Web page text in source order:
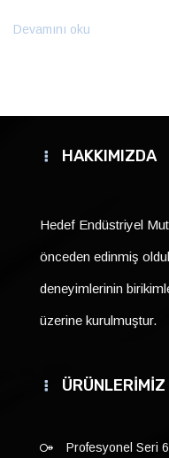
Devamını oku
HAKKIMIZDA
Hedef Endüstriyel
önceden edinmiş
deneyimlerinin
üzerine kurulmuştur.
ÜRÜNLERİMİZ
Profesyonel Seri